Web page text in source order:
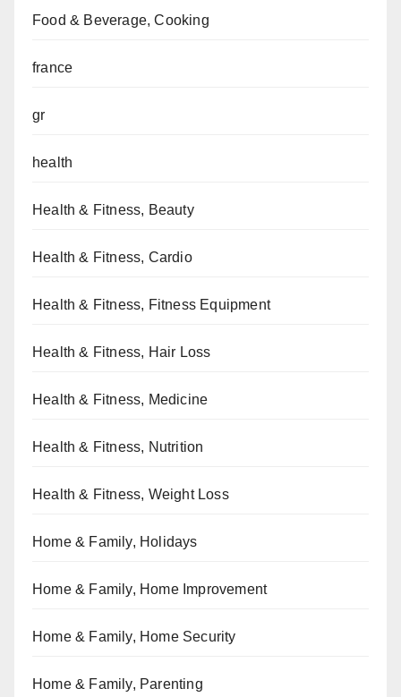
Food & Beverage, Cooking
france
gr
health
Health & Fitness, Beauty
Health & Fitness, Cardio
Health & Fitness, Fitness Equipment
Health & Fitness, Hair Loss
Health & Fitness, Medicine
Health & Fitness, Nutrition
Health & Fitness, Weight Loss
Home & Family, Holidays
Home & Family, Home Improvement
Home & Family, Home Security
Home & Family, Parenting